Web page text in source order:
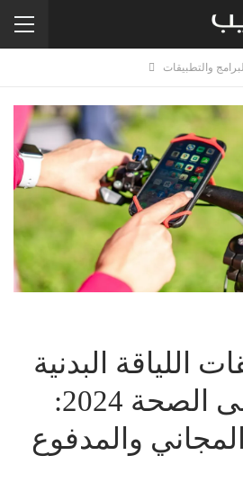
البرامج والتطبيقات
اللياقة البدنية
والحفاظ على الصحة 2024:
والمدفوع